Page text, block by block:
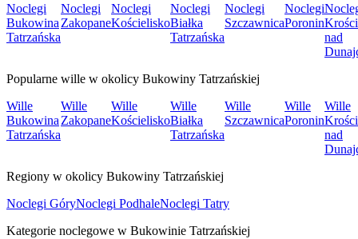
Noclegi
Bukowina
Tatrzańska
Noclegi
Zakopane
Noclegi
Kościelisko
Noclegi
Białka
Tatrzańska
Noclegi
Szczawnica
Noclegi
Poronin
nad
Popularne wille w okolicy Bukowiny Tatrzańskiej
Wille
Bukowina
Tatrzańska
Wille
Zakopane
Wille
Kościelisko
Wille
Białka
Tatrzańska
Wille
Szczawnica
Wille
Poronin
Wille
nad
Regiony w okolicy Bukowiny Tatrzańskiej
Noclegi GóryNoclegi PodhaleNoclegi Tatry
Kategorie noclegowe w Bukowinie Tatrzańskiej